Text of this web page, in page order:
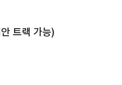
트랙 가능)